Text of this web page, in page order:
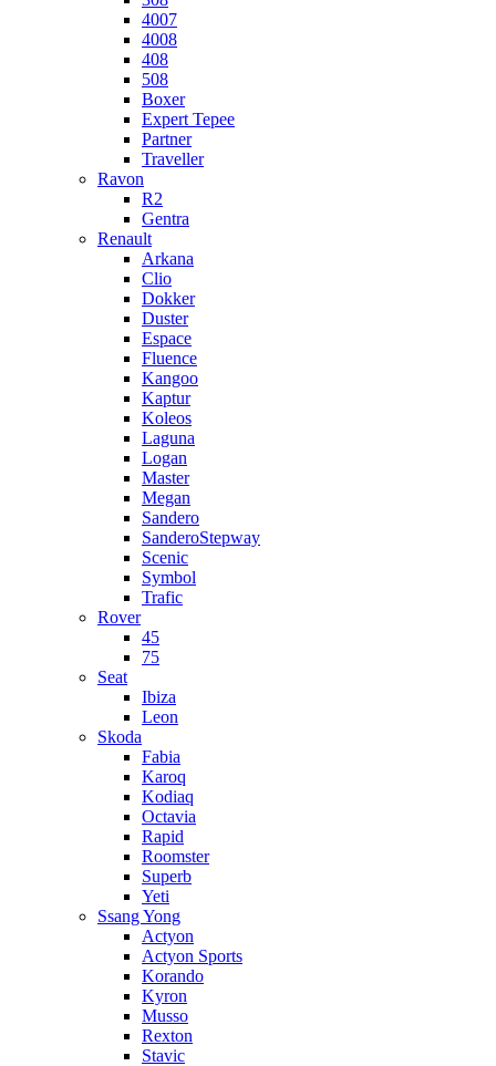
4007
4008
408
508
Boxer
Expert Tepee
Partner
Traveller
Ravon
R2
Gentra
Renault
Arkana
Clio
Dokker
Duster
Espace
Fluence
Kangoo
Kaptur
Koleos
Laguna
Logan
Master
Megan
Sandero
SanderoStepway
Scenic
Symbol
Trafic
Rover
45
75
Seat
Ibiza
Leon
Skoda
Fabia
Karoq
Kodiaq
Octavia
Rapid
Roomster
Superb
Yeti
Ssang Yong
Actyon
Actyon Sports
Korando
Kyron
Musso
Rexton
Stavic